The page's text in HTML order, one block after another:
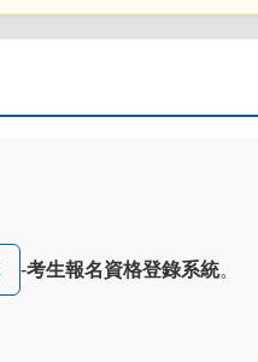
-考生報名資格登錄系統。